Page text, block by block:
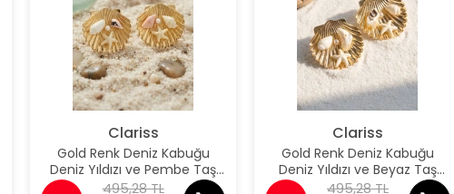
Clariss
Gold Renk Deniz Kabuğu
Deniz Yıldızı ve Pembe Taş
Detaylı Küpe
495,28 TL
Clariss
Gold Renk Deniz Kabuğu
Deniz Yıldızı ve Beyaz Taş
Detaylı Küpe
495,28 TL